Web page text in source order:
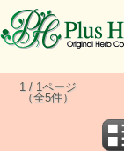
1 / 1ページ
（全5件）